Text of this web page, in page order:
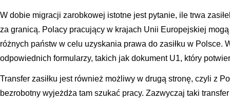
W dobie migracji zarobkowej istotne jest pytanie, ile trwa
za granicą. Polacy pracujący w krajach Unii Europejskiej
różnych państw w celu uzyskania prawa do zasiłku w Polsce.
odpowiednich formularzy, takich jak dokument U1, który
Transfer zasiłku jest również możliwy w drugą stronę, czyli z
bezrobotny wyjeżdża tam szukać pracy. Zazwyczaj taki